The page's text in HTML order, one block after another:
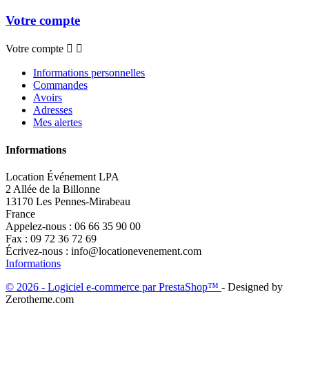
Votre compte
Votre compte  
Informations personnelles
Commandes
Avoirs
Adresses
Mes alertes
Informations
Location Événement LPA
2 Allée de la Billonne
13170 Les Pennes-Mirabeau
France
Appelez-nous : 06 66 35 90 00
Fax : 09 72 36 72 69
Écrivez-nous : info@locationevenement.com
Informations
© 2026 - Logiciel e-commerce par PrestaShop™ - Designed by
Zerotheme.com